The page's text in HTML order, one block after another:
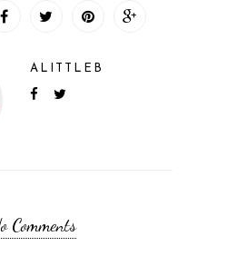
ALITTLEB
Comments